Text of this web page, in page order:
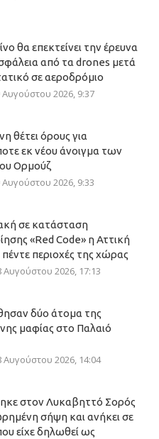
θα επεκτείνει την έρευνα
από τα drones μετά
σε αεροδρόμιο
Αυγούστου 2026, 9:37
θέτει όρους για
εκ νέου άνοιγμα των
Ορμούζ
Αυγούστου 2026, 9:33
σε κατάσταση
«Red Code» η Αττική
πέντε περιοχές της χώρας
Αυγούστου 2026, 17:13
δύο άτομα της
μαφίας στο Παλαιό
Αυγούστου 2026, 14:04
στον Λυκαβηττό Σορός
σήψη και ανήκει σε
είχε δηλωθεί ως